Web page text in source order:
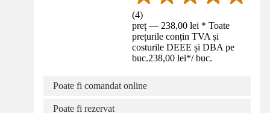
(4)
preț — 238,00 lei * Toate
prețurile conțin TVA și
costurile DEEE și DBA pe
buc.238,00 lei*/ buc.
Poate fi comandat online
Poate fi rezervat